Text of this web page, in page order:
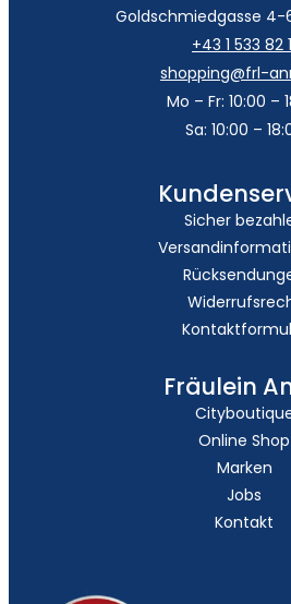
Goldschmiedgasse 4-
+43 1 533 82
shopping@frl-
Mo – Fr: 10:00 –
Sa: 10:00 –
Sicher
Fräulein
Online Shop
Marken
Jobs
Kontakt